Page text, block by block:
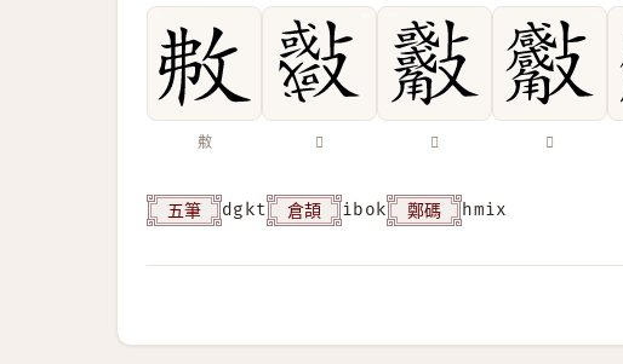
㪄 𣀨 𣀾 𣁀
五筆 dgkt 倉頡 ibok 鄭碼 hmix